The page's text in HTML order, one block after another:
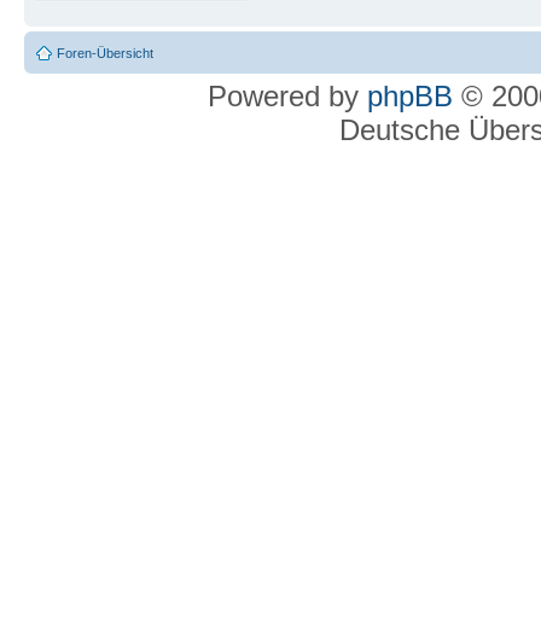
Foren-Übersicht
Powered by phpBB ©
Deutsche